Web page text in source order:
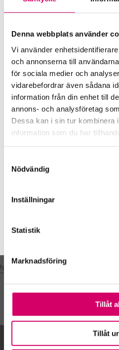
Denna webbplats använder
Vi använder
och annonserna till
för sociala medier och
vidarebefordrar även sådana
information från din enhet till
annons- och analysföretag
Dessa kan i sin tur kombinera
information som du har
Nödvändig
Inställningar
Statistik
Marknadsföring
Tillåt
Tillåt
DigiFin AB
Srf Auktoriserade
Jennie Blomgren
Auktoriserad
Skicka e-post
070-819 16 58
Helsingborg
Joakim Hyllén
Auktoriserad
Skicka e-post
Kalendarium
Gå till